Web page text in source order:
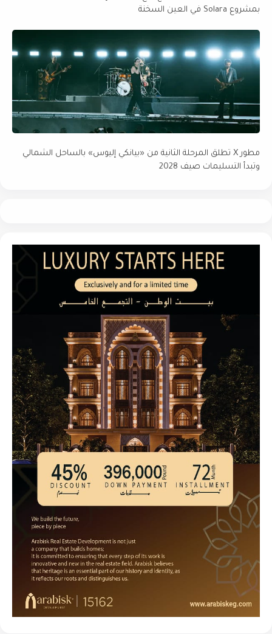
بمشروع Solara في العين السخنة
مطور X تطلق المرحلة الثانية من «بيانكي إليوس» بالساحل الشمالي
وتبدأ التسليمات صيف 2028